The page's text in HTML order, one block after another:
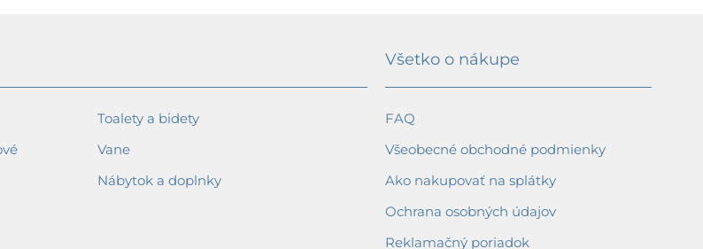
Toalety a bidety
Vane
Nábytok a doplnky
Všetko o nákupe
FAQ
Všeobecné obchodné podmienky
Ako nakupovať na splátky
Ochrana osobných údajov
Reklamačný poriadok